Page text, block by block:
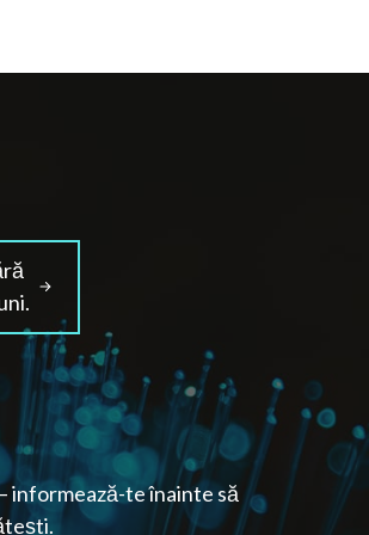
informează-te înainte să